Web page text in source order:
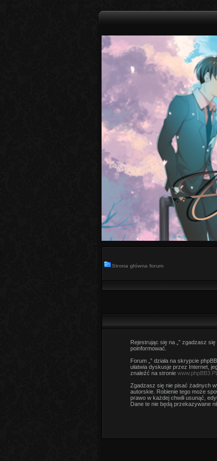
Strona główna forum
Rejestrując się na „” zgadzasz
poinformować.
Forum „” działa na skrypcie
ułatwia dyskusje przez Internet,
znaleźć na stronie www.phpBB3.PL
Zgadzasz się nie pisać żadnych
autorskie. Robienie tego może
prawo w każdej chwili usunąć,
Dane te nie będą przekazywane